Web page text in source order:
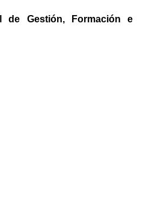
de Gestión, Formación e